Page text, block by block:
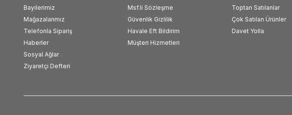
Bayilerimiz
Mağazalarımız
Telefonla Sipariş
Haberler
Sosyal Ağlar
Ziyaretçi Defteri
Msf.li Sözleşme
Güvenlik Gizlilik
Havale Eft Bildirim
Müşteri Hizmetleri
Toptan Satılanlar
Çok Satılan Ürünler
Davet Yolla